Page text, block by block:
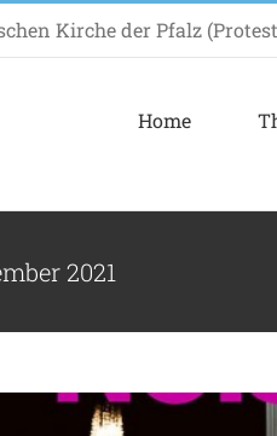
Kirche der Pfalz
Home
2021
Zeit für etwas